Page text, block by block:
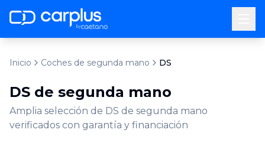
by
Inicio Coches de segunda mano DS
DS de segunda mano
Amplia selección de DS de segunda mano
verificados con garantía y financiación